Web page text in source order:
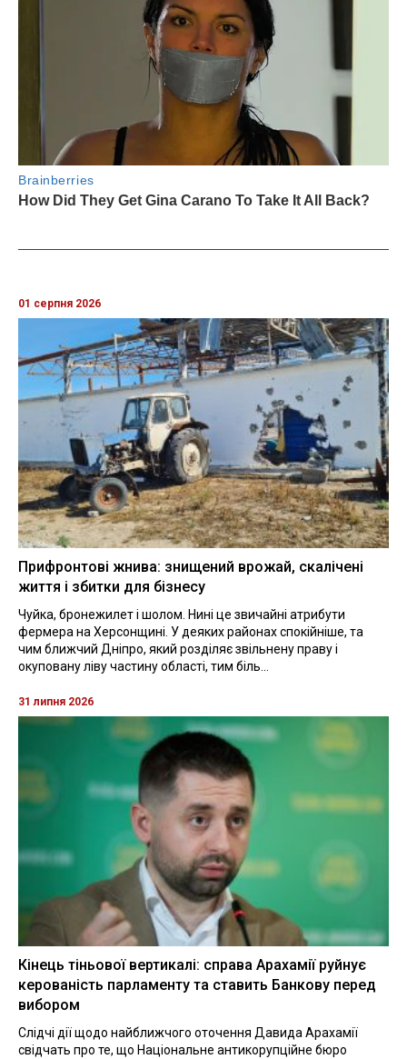
01 серпня 2026
Прифронтові жнива: знищений врожай, скалічені
життя і збитки для бізнесу
Чуйка, бронежилет і шолом. Нині це звичайні атрибути
фермера на Херсонщині. У деяких районах спокійніше, та
чим ближчий Дніпро, який розділяє звільнену праву і
окуповану ліву частину області, тим біль...
31 липня 2026
Кінець тіньової вертикалі: справа Арахамії руйнує
керованість парламенту та ставить Банкову перед
вибором
Слідчі дії щодо найближчого оточення Давида Арахамії
свідчать про те, що Національне антикорупційне бюро